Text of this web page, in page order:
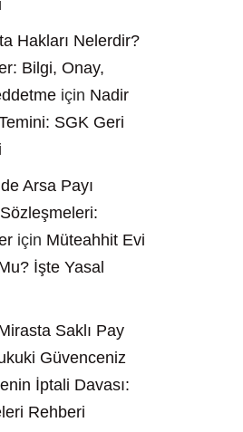
Hakları Nelerdir?
Bilgi, Onay,
için Nadir
SGK Geri
Arsa Payı
Sözleşmeleri:
için Müteahhit Evi
İşte Yasal
Saklı Pay
Güvenceniz
İptali Davası:
Rehberi